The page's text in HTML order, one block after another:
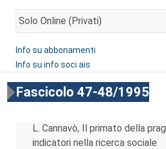
Solo Online (privati)
AGGIUNGI AL CARRELLO
Info su abbonamenti
Info su info soci ais
Fascicolo 47-48/1995
L. Cannavò, Il primato della
indicatori nella ricerca sociale